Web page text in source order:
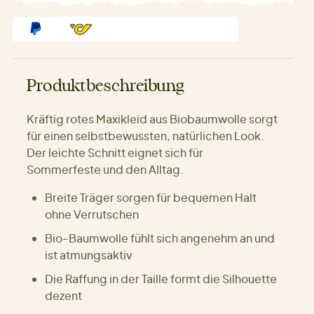
Produktbeschreibung
Kräftig rotes Maxikleid aus Biobaumwolle sorgt
für einen selbstbewussten, natürlichen Look.
Der leichte Schnitt eignet sich für
Sommerfeste und den Alltag.
Breite Träger sorgen für bequemen Halt
ohne Verrutschen
Bio-Baumwolle fühlt sich angenehm an und
ist atmungsaktiv
Die Raffung in der Taille formt die Silhouette
dezent